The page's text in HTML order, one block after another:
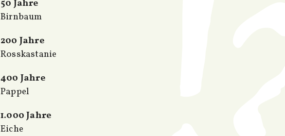
50 Jahre
Birnbaum
200 Jahre
Rosskastanie
400 Jahre
Pappel
1.000 Jahre
Eiche